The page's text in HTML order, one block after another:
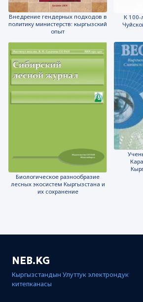
Внедрение гендерных подходов в
политику министерств: кыргызский
опыт
К 100-
Биологическое разнообразие
лесных экосистем Кыргызстана и
их сохранение
NEB.KG
Кыргызстандын Улуттук электрондук
китепканасы